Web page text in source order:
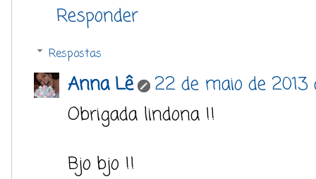
Responder
Respostas
Anna Lê
22 de maio de 2013
Obrigada lindona !!
Bjo bjo !!